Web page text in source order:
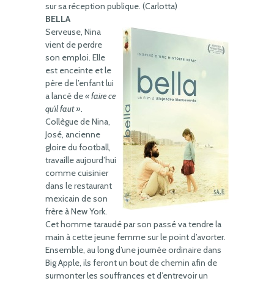
sur sa réception publique. (Carlotta)
BELLA
Serveuse, Nina
vient de perdre
son emploi. Elle
est enceinte et le
père de l’enfant lui
a lancé de« faire ce
qu’il faut ».
Collègue de Nina,
José, ancienne
gloire du football,
travaille aujourd’hui
comme cuisinier
dans le restaurant
mexicain de son
frère à New York.
Cet homme taraudé par son passé va tendre la
main à cette jeune femme sur le point d’avorter.
Ensemble, au long d’une journée ordinaire dans
Big Apple, ils feront un bout de chemin afin de
surmonter les souffrances et d’entrevoir un